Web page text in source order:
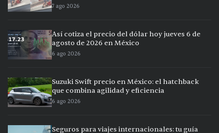
7 ago 2026
Así cotiza el precio del dólar hoy jueves 6 de
agosto de 2026 en México
6 ago 2026
Suzuki Swift precio en México: el hatchback
que combina agilidad y eficiencia
6 ago 2026
Seguros para viajes internacionales: tu guía